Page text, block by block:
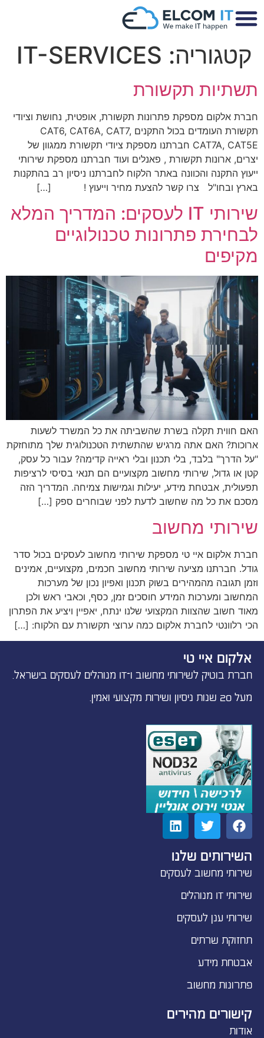
קטגוריה: IT-SERVICES
תשתיות תקשורת
חברת אלקום מספקת פתרונות תקשורת, אופטית, נחושת וציודי
תקשורת העומדים בכול התקנים CAT6, CAT6A, CAT7,
CAT7A, CAT5E חברתנו מספקת ציודי תקשורת ממגוון של
יצרים, ארונות תקשורת , פאנלים ועוד חברתנו מספקת שירותי
ייעוץ התקנה והכוונה באתר הלקוח לחברתנו ניסיון רב בהתקנות
בארץ ובחו"ל צרו קשר להצעת מחיר וייעוץ ! […]
שירותי IT לעסקים: המדריך המלא
לבחירת פתרונות טכנולוגיים
מקיפים
האם חווית תקלה בשרת שהשביתה את כל המשרד לשעות
ארוכות? האם אתה מרגיש שהתשתית הטכנולוגית שלך מתוחזקת
"על הדרך" בלבד, בלי תכנון ובלי ראייה קדימה? עבור כל עסק,
קטן או גדול, שירותי מחשוב מקצועיים הם תנאי בסיסי לרציפות
תפעולית, אבטחת מידע, יעילות וגמישות צמיחה. המדריך הזה
מסכם את כל מה שחשוב לדעת לפני שבוחרים ספק […]
שירותי מחשוב
חברת אלקום איי טי מספקת שירותי מחשוב לעסקים בכול סדר
גודל. חברתנו מציעה שירותי מחשוב חכמים, מקצועיים, אמינים
וזמן תגובה מהמהירים בשוק תכנון ואפיון נכון של מערכות
המחשוב ומערכות המידע חוסכים זמן, כסף, וכאבי ראש ולכן
מאוד חשוב שהצוות המקצועי שלנו ינתח, יאפיין ויציע את הפתרון
הכי רלוונטי לחברת אלקום כמה ערוצי תקשורת עם הלקוח: […]
אלקום איי טי
חברת בוטיק לשירותי מחשוב ו־IT מנוהלים לעסקים בישראל.
מעל 20 שנות ניסיון ושירות מקצועי ואמין.
השירותים שלנו
שירותי מחשוב לעסקים
שירותי IT מנוהלים
שירותי ענן לעסקים
תחזוקת שרתים
אבטחת מידע
פתרונות מחשוב
קישורים מהירים
אודות